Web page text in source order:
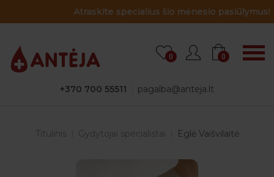
Atraskite specialius šio mėnesio pasiūlymus!
+370 700 55511 pagalba@anteja.lt
0 0
Titulinis Gydytojai specialistai Eglė Vaišvilaitė